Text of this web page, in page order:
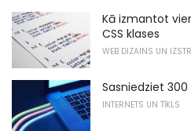
Kā izmantot
CSS klases
WEB DIZAINS UN
Sasniedziet 300
INTERNETS UN TĪKLS